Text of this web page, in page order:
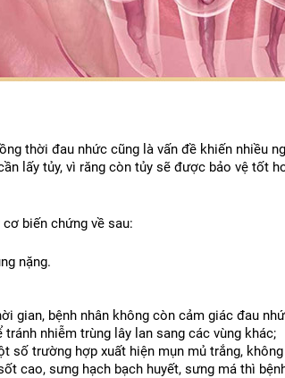
thời đau nhức cũng là vấn đề khiến nhiều
lấy tủy, vì răng còn tủy sẽ được bảo vệ tốt
biến chứng về sau:
nặng.
gian, bệnh nhân không còn cảm giác đau
nhiễm trùng lây lan sang các vùng khác;
số trường hợp xuất hiện mụn mủ trắng,
cao, sưng hạch bạch huyết, sưng má thì